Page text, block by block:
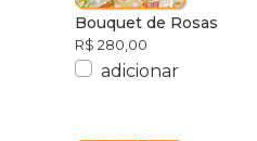
Bouquet de Rosas
R$ 280,00
adicionar